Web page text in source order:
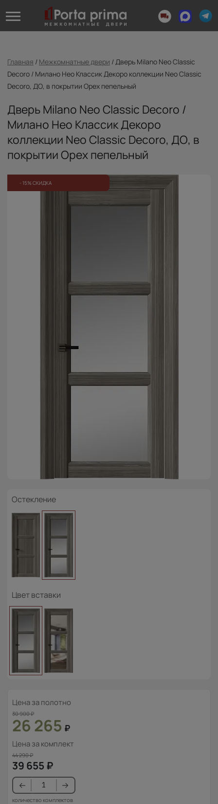
Главная / Межкомнатные двери /Дверь Milano Neo Classic
Decoro / Милано Нео Классик Декоро коллекции Neo Classic
Decoro, ДО, в покрытии Орех пепельный
Дверь Milano Neo Classic Decoro /
Милано Нео Классик Декоро
коллекции Neo Classic Decoro, ДО, в
покрытии Орех пепельный
- 15% СКИДКА
Остекление
Цвет вставки
Цена за полотно
30 900₽
26 265 ₽
Цена за комплект
44 290₽
39 655₽
количество комплектов